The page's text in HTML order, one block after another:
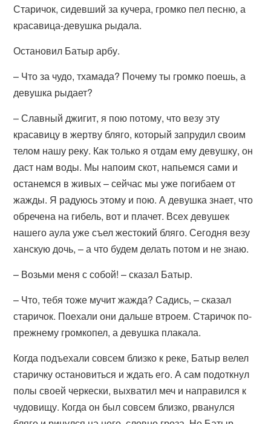
Старичок, сидевший за кучера, громко пел песню, а
красавица-девушка рыдала.
Остановил Батыр арбу.
– Что за чудо, тхамада? Почему ты громко поешь, а
девушка рыдает?
– Славный джигит, я пою потому, что везу эту
красавицу в жертву бляго, который запрудил своим
телом нашу реку. Как только я отдам ему девушку, он
даст нам воды. Мы напоим скот, напьемся сами и
останемся в живых – сейчас мы уже погибаем от
жажды. Я радуюсь этому и пою. А девушка знает, что
обречена на гибель, вот и плачет. Всех девушек
нашего аула уже съел жестокий бляго. Сегодня везу
ханскую дочь, – а что будем делать потом и не знаю.
– Возьми меня с собой! – сказал Батыр.
– Что, тебя тоже мучит жажда? Садись, – сказал
старичок. Поехали они дальше втроем. Старичок по-
прежнему громкопел, а девушка плакала.
Когда подъехали совсем близко к реке, Батыр велел
старичку остановиться и ждать его. А сам подоткнул
полы своей черкески, выхватил меч и направился к
чудовищу. Когда он был совсем близко, рванулся